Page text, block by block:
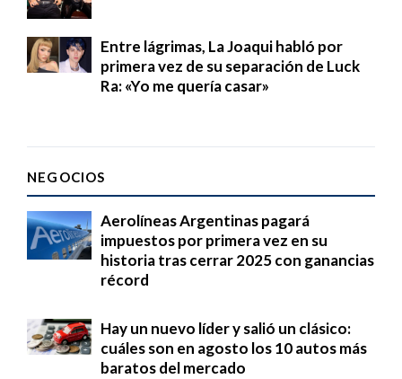
Entre lágrimas, La Joaqui habló por
primera vez de su separación de Luck
Ra: «Yo me quería casar»
NEGOCIOS
Aerolíneas Argentinas pagará
impuestos por primera vez en su
historia tras cerrar 2025 con ganancias
récord
Hay un nuevo líder y salió un clásico:
cuáles son en agosto los 10 autos más
baratos del mercado